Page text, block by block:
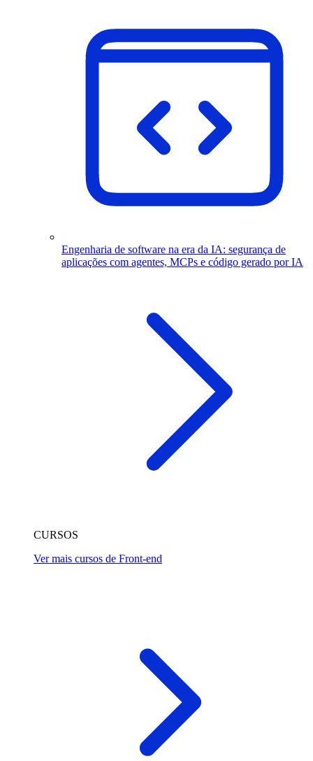
Engenharia de software na era da IA: segurança de
aplicações com agentes, MCPs e código gerado por IA
CURSOS
Ver mais cursos de Front-end